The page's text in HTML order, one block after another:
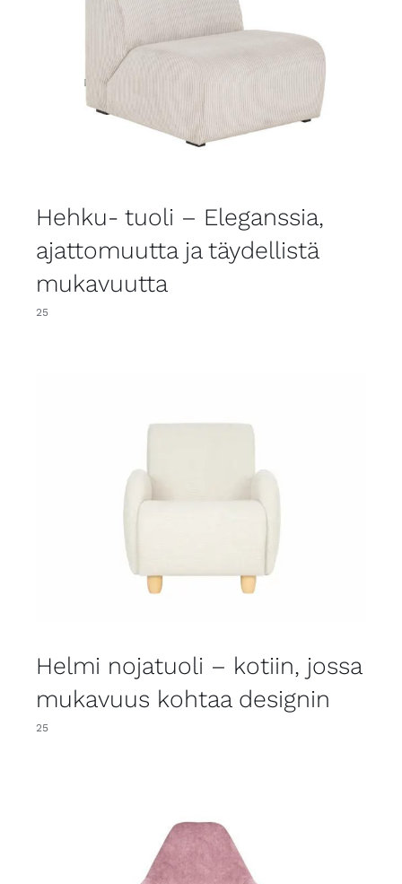
Hehku- tuoli – Eleganssia,
ajattomuutta ja täydellistä
mukavuutta
25
Helmi nojatuoli – kotiin, jossa
mukavuus kohtaa designin
25